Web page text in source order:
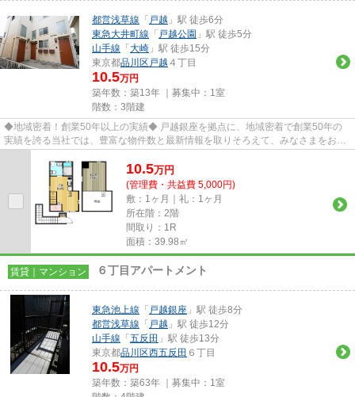
都営浅草線 「 戸越 」駅 徒歩6分
東急大井町線 「 戸越公園 」駅 徒歩5分
山手線 「 大崎 」駅 徒歩15分
東京都品川区 戸越 ４丁目
10.5万円
築年数：築13年 ｜募集中： 1室
階数：3階建
◆地域密着！創業50年以上の実績◆ 戸越銀座を拠点に、地域密着で創業50年の
実績を誇る当社では、豊富な物件数と最新情報を取りそろえて、みなさまをお待
10.5万円
(管理費・共益費 5,000円)
敷：1ヶ月｜礼：1ヶ月
所在階：2階
間取り：1R
面積：39.98㎡
賃貸｜マンション ６丁目アパートメント
東急池上線 「 戸越銀座 」駅 徒歩8分
都営浅草線 「 戸越 」駅 徒歩12分
山手線 「 五反田 」駅 徒歩13分
東京都品川区西五反田 ６丁目
10.5万円
築年数：築63年 ｜募集中： 1室